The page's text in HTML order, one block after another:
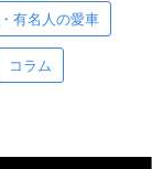
有名人の愛車
コラム